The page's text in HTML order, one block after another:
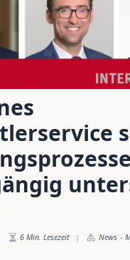
6 Min. Lesezeit | News -